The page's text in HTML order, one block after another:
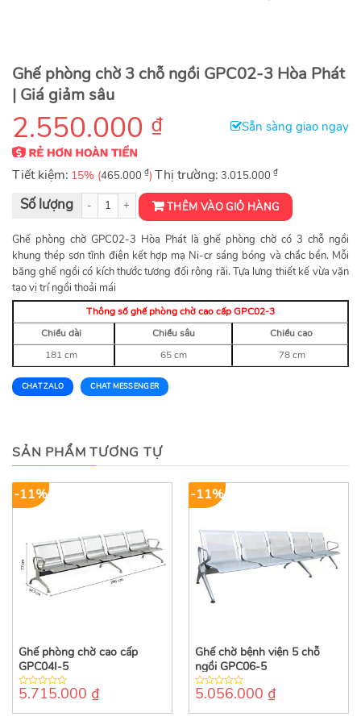
Ghế phòng chờ 3 chỗ ngồi GPC02-3 Hòa Phát
| Giá giảm sâu
2.550.000 ₫ Sẵn sàng giao ngay
Tiết kiệm: 15% (465.000 ₫) Thị trường: 3.015.000 ₫
Ghế phòng chờ 3 chỗ ngồi GPC02-3 số lượngTHÊM VÀO GIỎ HÀNG
Ghế phòng chờ GPC02-3 Hòa Phát là ghế phòng chờ có 3 chỗ ngồi
khung thép sơn tĩnh điện kết hợp mạ Ni-cr sáng bóng và chắc bền. Mỗi
băng ghế ngồi có kích thước tương đối rộng rãi. Tựa lưng thiết kế vừa vặn
tạo vị trí ngồi thoải mái
Thông số ghế phòng chờ cao cấp GPC02-3
Chiều dài
Chiều sâu
Chiều cao
181 cm
65 cm 78 cm
CHAT ZALO CHAT MESSENGER
SẢN PHẨM TƯƠNG TỰ
-11%
Ghế phòng chờ cao cấp
GPC04I-5
0
of
5.715.000 ₫
-11%
Ghế chờ bệnh viện 5 chỗ
ngồi GPC06-5
0
of
5.056.000 ₫